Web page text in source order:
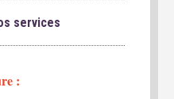
services
: